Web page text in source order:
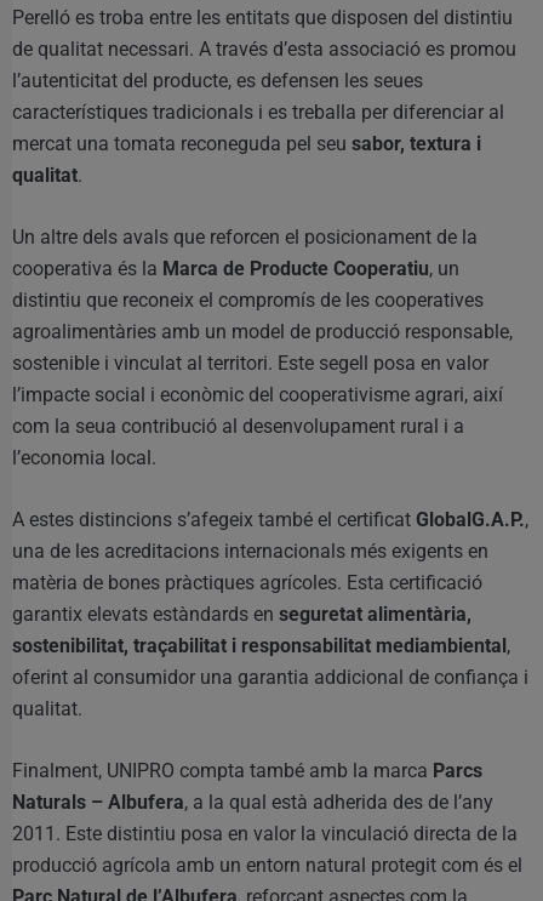
Perelló es troba entre les entitats que disposen del distintiu
de qualitat necessari. A través d’esta associació es promou
l’autenticitat del producte, es defensen les seues
característiques tradicionals i es treballa per diferenciar al
mercat una tomata reconeguda pel seu sabor, textura i
qualitat.
Un altre dels avals que reforcen el posicionament de la
cooperativa és la Marca de Producte Cooperatiu, un
distintiu que reconeix el compromís de les cooperatives
agroalimentàries amb un model de producció responsable,
sostenible i vinculat al territori. Este segell posa en valor
l’impacte social i econòmic del cooperativisme agrari, així
com la seua contribució al desenvolupament rural i a
l’economia local.
A estes distincions s’afegeix també el certificat GlobalG.A.P.,
una de les acreditacions internacionals més exigents en
matèria de bones pràctiques agrícoles. Esta certificació
garantix elevats estàndards en seguretat alimentària,
sostenibilitat, traçabilitat i responsabilitat mediambiental,
oferint al consumidor una garantia addicional de confiança i
qualitat.
Finalment, UNIPRO compta també amb la marca Parcs
Naturals – Albufera, a la qual està adherida des de l’any
2011. Este distintiu posa en valor la vinculació directa de la
producció agrícola amb un entorn natural protegit com és el
Parc Natural de l’Albufera, reforçant aspectes com la